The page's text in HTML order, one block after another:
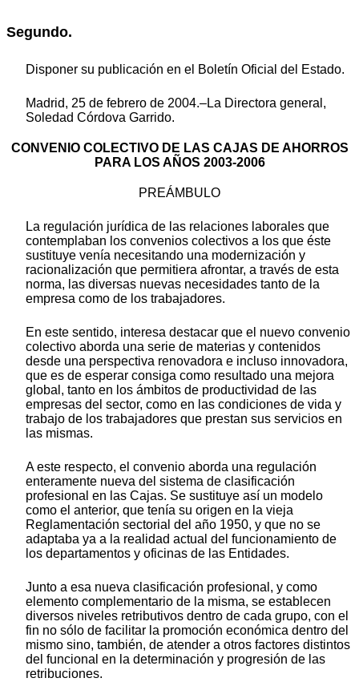
Segundo.
Disponer su publicación en el Boletín Oficial del Estado.
Madrid, 25 de febrero de 2004.‒La Directora general,
Soledad Córdova Garrido.
CONVENIO COLECTIVO DE LAS CAJAS DE AHORROS
PARA LOS AÑOS 2003-2006
PREÁMBULO
La regulación jurídica de las relaciones laborales que
contemplaban los convenios colectivos a los que éste
sustituye venía necesitando una modernización y
racionalización que permitiera afrontar, a través de esta
norma, las diversas nuevas necesidades tanto de la
empresa como de los trabajadores.
En este sentido, interesa destacar que el nuevo convenio
colectivo aborda una serie de materias y contenidos
desde una perspectiva renovadora e incluso innovadora,
que es de esperar consiga como resultado una mejora
global, tanto en los ámbitos de productividad de las
empresas del sector, como en las condiciones de vida y
trabajo de los trabajadores que prestan sus servicios en
las mismas.
A este respecto, el convenio aborda una regulación
enteramente nueva del sistema de clasificación
profesional en las Cajas. Se sustituye así un modelo
como el anterior, que tenía su origen en la vieja
Reglamentación sectorial del año 1950, y que no se
adaptaba ya a la realidad actual del funcionamiento de
los departamentos y oficinas de las Entidades.
Junto a esa nueva clasificación profesional, y como
elemento complementario de la misma, se establecen
diversos niveles retributivos dentro de cada grupo, con el
fin no sólo de facilitar la promoción económica dentro del
mismo sino, también, de atender a otros factores distintos
del funcional en la determinación y progresión de las
retribuciones.